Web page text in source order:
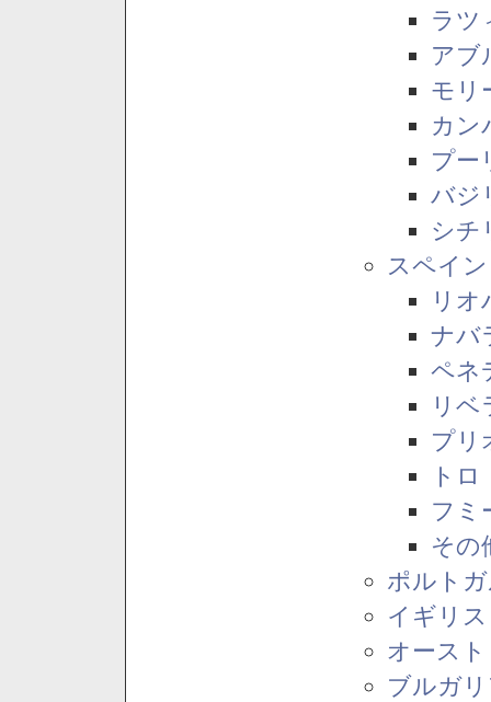
ラツ
アブ
モリ
カン
プー
バジ
シチ
スペイン
リオ
ナバ
ペネ
リベ
プリ
トロ
フミ
その
ポルト
イギリス
オース
ブルガ